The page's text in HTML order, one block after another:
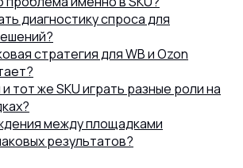
диагностику спроса для
стратегия для WB и Ozon
тот же SKU играть разные роли на
между площадками
результатов?